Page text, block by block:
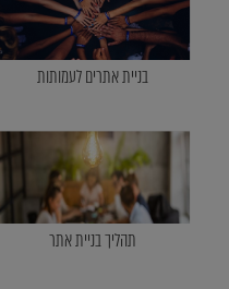
בניית אתרים לעמותות
תהליך בניית אתר